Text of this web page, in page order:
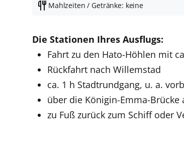
Mahlzeiten / Getränke: keine
Die Stationen Ihres Ausflugs:
Fahrt zu den Hato-Höhlen mit
Rückfahrt nach Willemstad
ca. 1 h Stadtrundgang, u. a.
über die Königin-Emma-
zu Fuß zurück zum Schiff oder